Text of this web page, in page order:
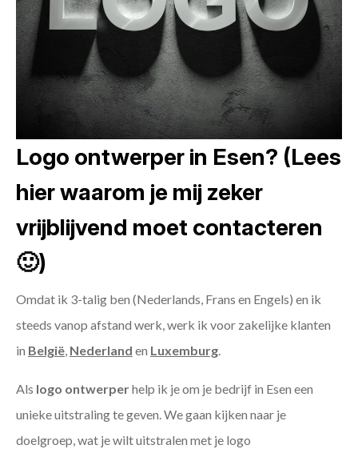
Logo ontwerper in Esen? (Lees
hier waarom je mij zeker
vrijblijvend moet contacteren
🙂)
Omdat ik 3-talig ben (Nederlands, Frans en Engels) en ik
steeds vanop afstand werk, werk ik voor zakelijke klanten
in België, Nederland en Luxemburg.
Als logo ontwerperhelp ik je om je bedrijf in Esen een
unieke uitstraling te geven. We gaan kijken naar je
doelgroep, wat je wilt uitstralen met je logo